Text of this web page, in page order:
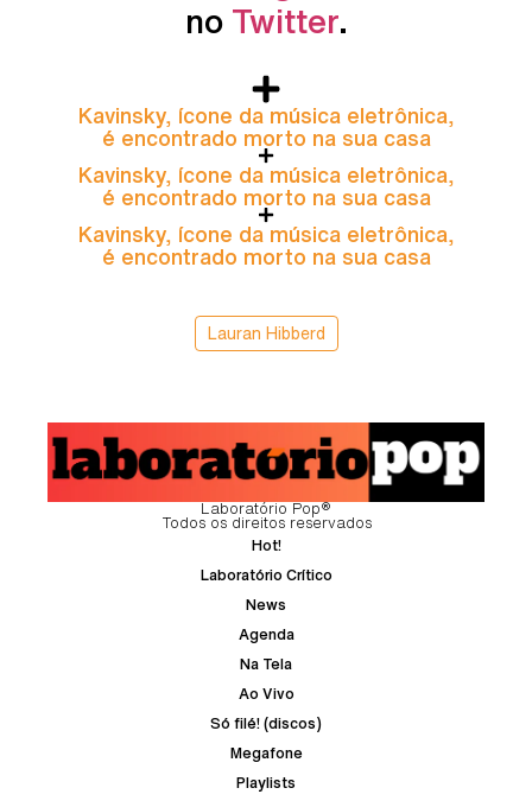
no Twitter.
Kavinsky, ícone da música eletrônica,
é encontrado morto na sua casa
Kavinsky, ícone da música eletrônica,
é encontrado morto na sua casa
Kavinsky, ícone da música eletrônica,
é encontrado morto na sua casa
Lauran Hibberd
Laboratório Pop®
Todos os direitos reservados
Hot!
Laboratório Crítico
News
Agenda
Na Tela
Ao Vivo
Só filé! (discos)
Megafone
Playlists